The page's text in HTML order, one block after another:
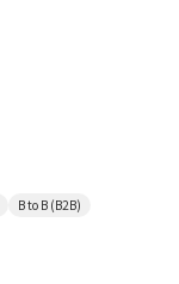
B to B (B2B)